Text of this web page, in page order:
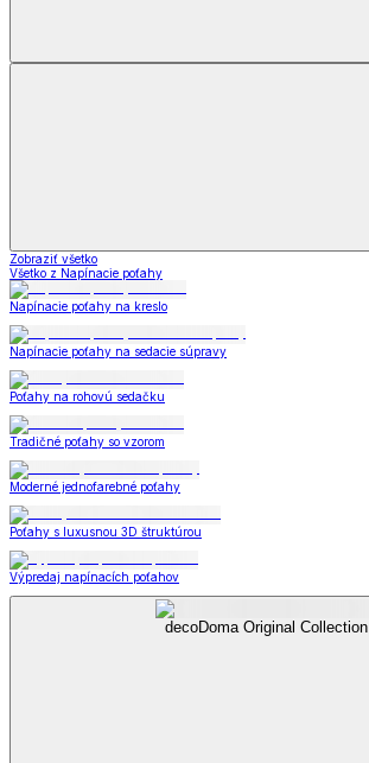
Zobraziť všetko
Všetko z Napínacie poťahy
Napínacie poťahy na kreslo
Napínacie poťahy na sedacie súpravy
Poťahy na rohovú sedačku
Tradičné poťahy so vzorom
Moderné jednofarebné poťahy
Poťahy s luxusnou 3D štruktúrou
Výpredaj napínacích poťahov
decoDoma Original Collection